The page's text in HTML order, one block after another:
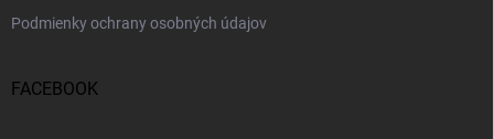
Podmienky ochrany osobných údajov
FACEBOOK